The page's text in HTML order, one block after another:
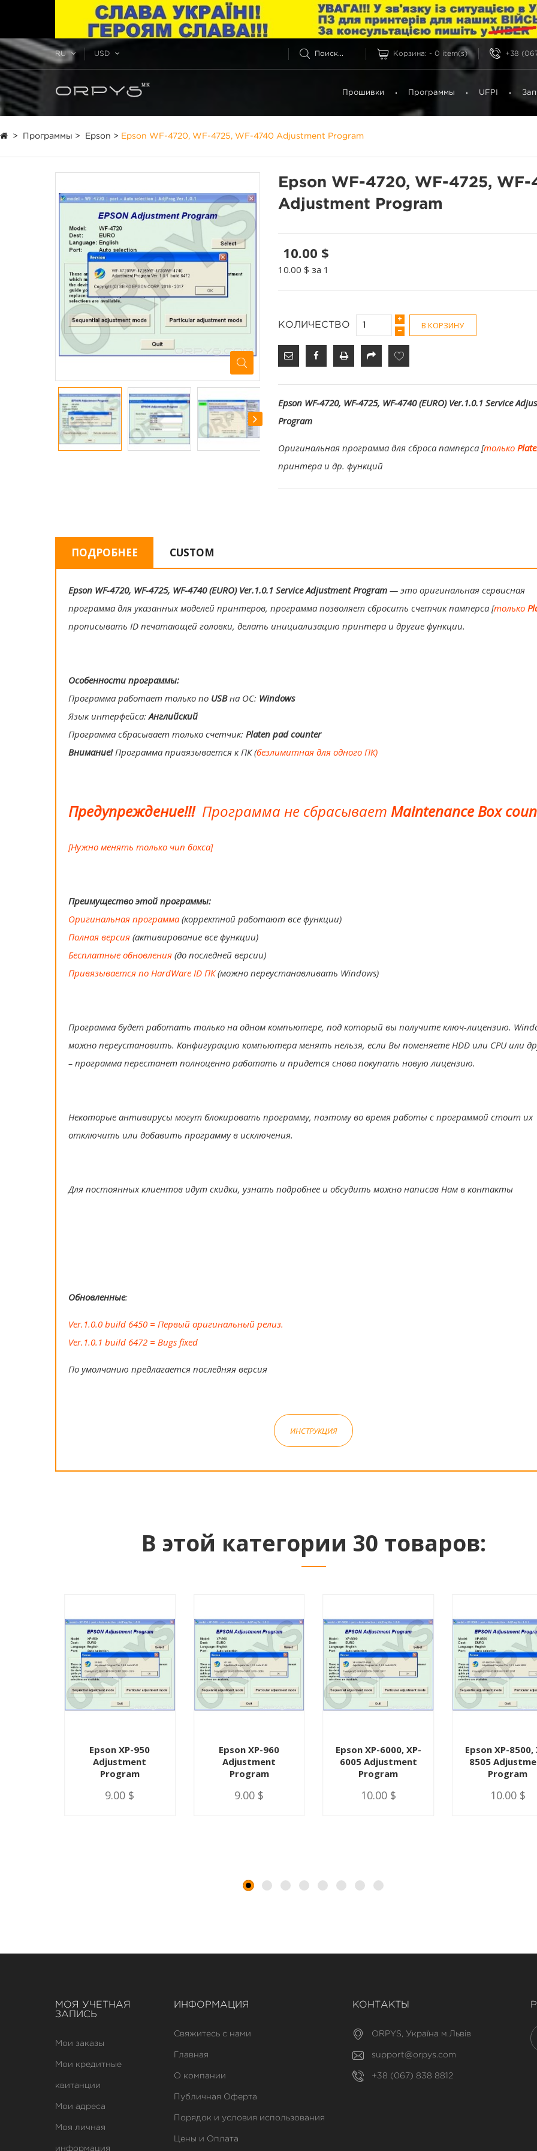
RU USD Корзина: - 0 item(s) +38
Прошивки Программы UFPI
> Программы > Epson > Epson WF-4720, WF-4725, WF-4740 Adjustment Program
Epson WF-4720, WF-4725, WF-
Adjustment Program
10.00 $
10.00 $ за 1
КОЛИЧЕСТВО В КОРЗИНУ
Epson WF-4720, WF-4725, WF-4740 (EURO) Ver.1.0.1 Service
Program
Оригинальная программа для сброса памперса [только
принтера и др. функций
ПОДРОБНЕЕ CUSTOM
Epson WF-4720, WF-4725, WF-4740 (EURO) Ver.1.0.1 Service Adjustment Program — это оригинальная сервисная
программа для указанных моделей принтеров, программа позволяет сбросить счетчик памперса [только
прописывать ID печатающей головки, делать инициализацию принтера и другие функции.
Особенности программы:
Программа работает только по USBна ОС: Windows
Язык интерфейса:Английский
Программа сбрасывает только счетчик: Platen pad counter
Внимание!Программа привязывается к ПК (безлимитная для одного ПК)
Предупреждение!!! Программа не сбрасывает Maintenance Box
[Нужно менять только чип бокса]
Преимущество этой программы:
Оригинальная программа (корректной работают все функции)
Полная версия (активирование все функции)
Бесплатные обновления (до последней версии)
Привязывается по HardWare ID ПК(можно переустанавливать Windows)
Программа будет работать только на одном компьютере, под который вы получите ключ-лицензию.
можно переустановить. Конфигурацию компьютера менять нельзя, если Вы поменяете HDD или CPU или
– программа перестанет полноценно работать и придется снова покупать новую лицензию.
Некоторые антивирусы могут блокировать программу, поэтому во время работы с программой стоит их
отключить или добавить программу в исключения.
Для постоянных клиентов идут скидки, узнать подробнее и обсудить можно написав Нам в контакты
Обновленные:
Ver.1.0.0 build 6450 = Первый оригинальный релиз.
Ver.1.0.1 build 6472 = Bugs fixed
По умолчанию предлагается последняя версия
ИНСТРУКЦИЯ
В этой категории 30 товаров:
Epson XP-950
Adjustment
Program
9.00 $
Epson XP-960
Adjustment
Program
9.00 $
Epson XP-6000, XP-
6005 Adjustment
Program
10.00 $
Epson XP-8500,
8505
Program
10.00 $
МОЯ УЧЕТНАЯ
ЗАПИСЬ
Мои заказы
Мои кредитные
квитанции
Мои адреса
Моя личная
информация
ИНФОРМАЦИЯ
Свяжитесь с нами
Главная
О компании
Публичная Оферта
Порядок и условия использования
Цены и Оплата
КОНТАКТЫ
ORPYS, Україна м.Львів
support@orpys.com
+38 (067) 838 8812